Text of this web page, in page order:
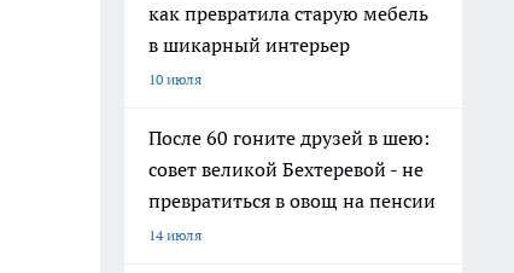
как превратила старую мебель
в шикарный интерьер
10 июля
После 60 гоните друзей в шею:
совет великой Бехтеревой - не
превратиться в овощ на пенсии
14 июля